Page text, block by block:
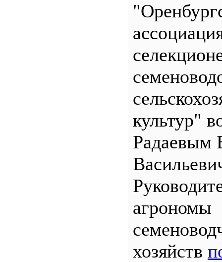
культур"
Радаевым
агрономы
хозяйств